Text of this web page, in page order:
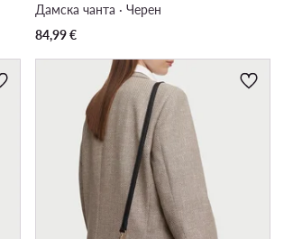
Дамска чанта · Черен
84,99€